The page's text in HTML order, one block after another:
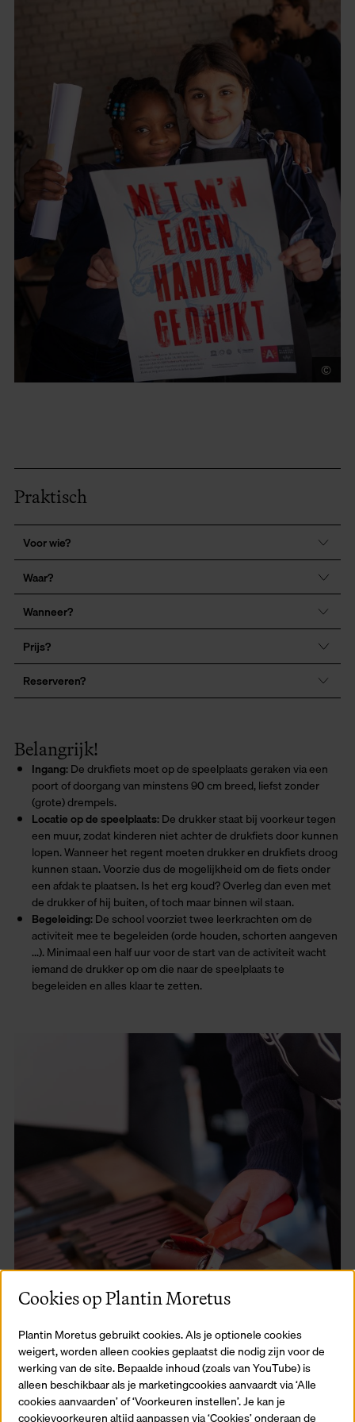
©
Praktisch
Voor wie?
Waar?
Wanneer?
Prijs?
Reserveren?
Belangrijk!
Ingang: De drukfiets moet op de speelplaats geraken via een
poort of doorgang van minstens 90 cm breed, liefst zonder
(grote) drempels.
Locatie op de speelplaats: De drukker staat bij voorkeur tegen
een muur, zodat kinderen niet achter de drukfiets door kunnen
lopen. Wanneer het regent moeten drukker en drukfiets droog
kunnen staan. Voorzie dus de mogelijkheid om de fiets onder
een afdak te plaatsen. Is het erg koud? Overleg dan even met
de drukker of hij buiten, of toch maar binnen wil staan.
Begeleiding: De school voorziet twee leerkrachten om de
activiteit mee te begeleiden (orde houden, schorten aangeven
...). Minimaal een half uur voor de start van de activiteit wacht
iemand de drukker op om die naar de speelplaats te
begeleiden en alles klaar te zetten.
Cookies op Plantin Moretus
Plantin Moretus gebruikt cookies. Als je optionele cookies
weigert, worden alleen cookies geplaatst die nodig zijn voor de
werking van de site. Bepaalde inhoud (zoals van YouTube) is
alleen beschikbaar als je marketingcookies aanvaardt via ‘Alle
cookies aanvaarden’ of ‘Voorkeuren instellen’. Je kan je
cookievoorkeuren altijd aanpassen via ‘Cookies’ onderaan de